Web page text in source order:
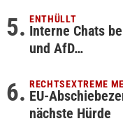
ENTHÜLLT
Interne Chats
und AfD…
RECHTSEXTREME
EU-
nächste Hürde